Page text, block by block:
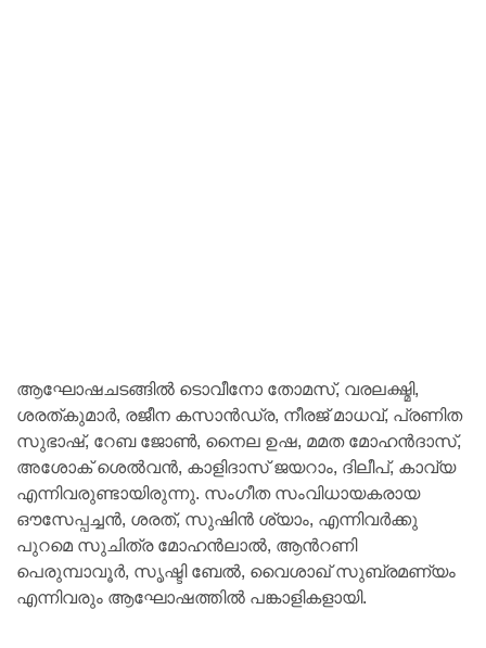
ആഘോഷചടങ്ങിൽ ടൊവീനോ തോമസ്, വരലക്ഷ്മി,
ശരത്കുമാർ, രജീന കസാൻഡ്ര, നീരജ് മാധവ്, പ്രണിത
സുഭാഷ്, റേബ ജോൺ, നൈല ഉഷ, മമത മോഹൻദാസ്,
അശോക് ശെൽവൻ, കാളിദാസ് ജയറാം, ദിലീപ്, കാവ്യ
എന്നിവരുണ്ടായിരുന്നു. സംഗീത സംവിധായകരായ
ഔസേപ്പച്ചൻ, ശരത്, സുഷിൻ ശ്യാം, എന്നിവർക്കു
പുറമെ സുചിത്ര മോഹൻലാൽ, ആൻറണി
പെരുമ്പാവൂർ, സൃഷ്ടി ബേൽ, വൈശാഖ് സുബ്രമണ്യം
എന്നിവരും ആഘോഷത്തിൽ പങ്കാളികളായി.